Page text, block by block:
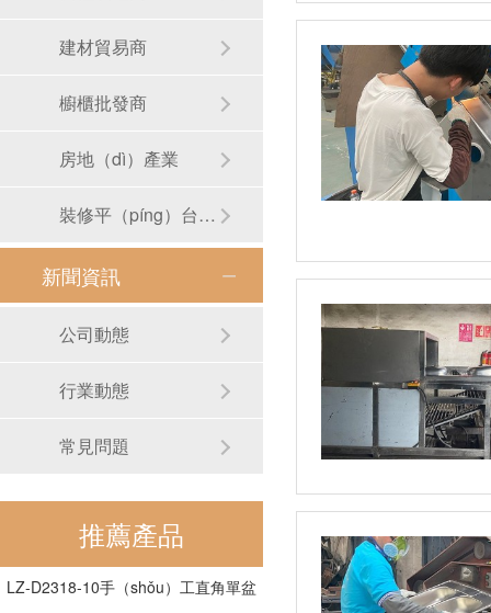
建材貿易商
櫥櫃批發商
房地（dì）產業
裝修平（píng）台（tái）
新聞資訊
公司動態
行業動態
常見問題
推薦產品
RB-S01手工（gōng）圓形洗手盆
LZ-D2318-10手（shǒu）工直角單盆